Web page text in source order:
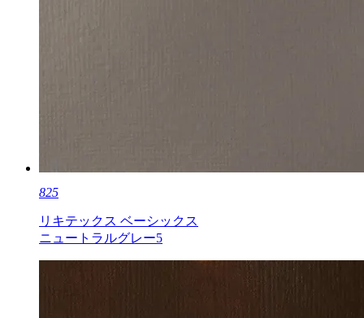
825
リキテックス ベーシックス
ニュートラルグレー5